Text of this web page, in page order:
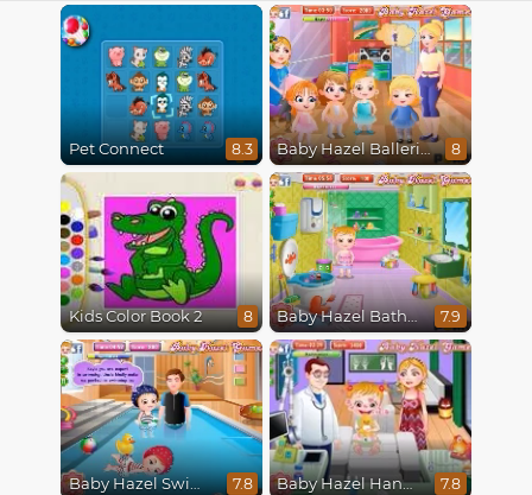
Pet Connect 8.3 Baby Hazel Ballerina Dance 8
Kids Color Book 2 8 Baby Hazel Bathroom Hygiene 7.9
Baby Hazel Swimming 7.8 Baby Hazel Hand Fracture 7.8